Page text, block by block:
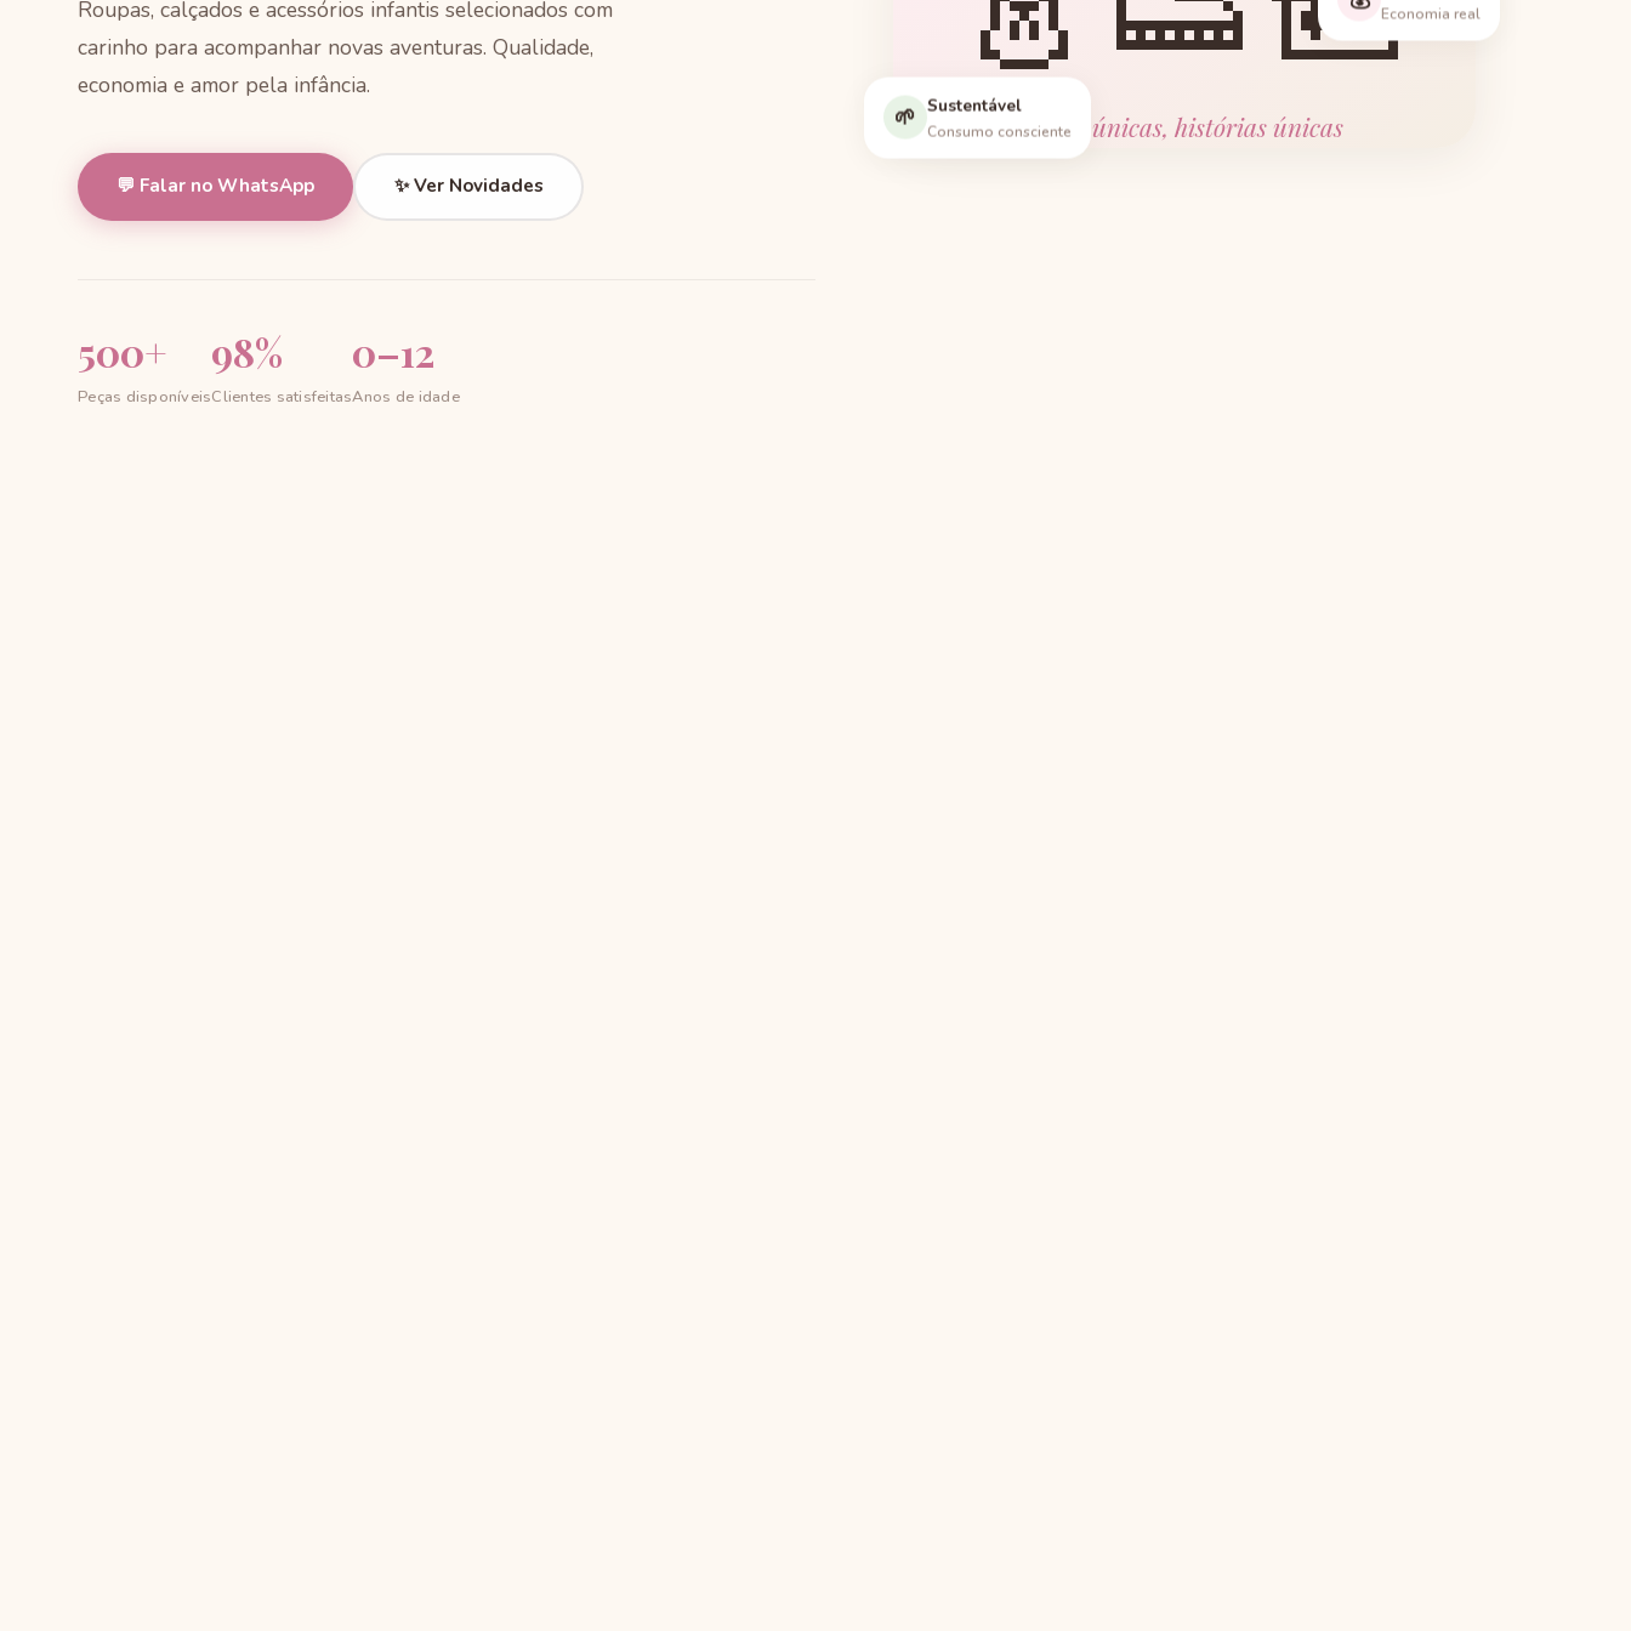
Roupas, calçados e acessórios infantis selecionados com
carinho para acompanhar novas aventuras. Qualidade,
economia e amor pela infância.
💬 Falar no WhatsApp ✨ Ver Novidades
500+
Peças disponíveis
98%
Clientes satisfeitas
0–12
Anos de idade
Peças únicas, histórias únicas
🌱 Sustentável
Consumo consciente
Economia real